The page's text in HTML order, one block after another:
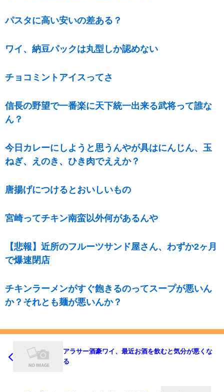
パスタに高い安いの差ある？
ワイ、納豆パックは丸型しか認めない
チョコミントアイスってさ
信長の野望で一番楽に天下統一出来る武将って誰な
ん？
今日カレーにしようと思うんやが具はにんじん、玉
ねぎ、えのき、ひき肉でええか？
唐揚げにつけるとおいしいもの
宮崎ってチキン南蛮以外何があるんや
【悲報】近所のフルーツサンド屋さん、わずか2ヶ月
で爆速閉店
チキンラーメンがすぐ飽きるのってスープが悪いん
か？それとも麺が悪いんか？
アラサー酒豪ワイ、最近お酒を飲むと気分が悪くな
る